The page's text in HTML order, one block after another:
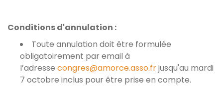
Conditions d'annulation :
Toute annulation doit être formulée
obligatoirement par email à
l’adresse congres@amorce.asso.frjusqu'au mardi
7 octobre inclus pour être prise en compte.